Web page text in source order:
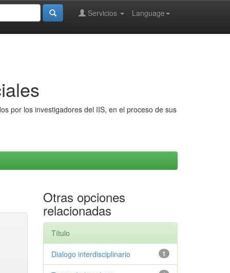
Language
Servicios
por los investigadores del IIS, en el proceso de sus
Otras opciones
relacionadas
Título
1
Dialogo interdisciplinario